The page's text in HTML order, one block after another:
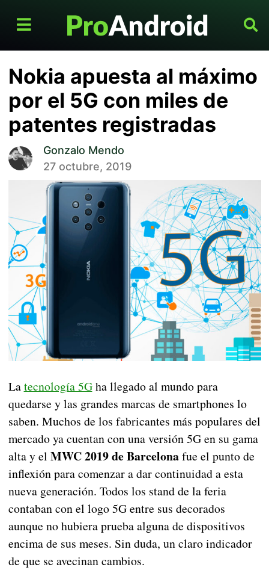
Nokia apuesta al máximo
por el 5G con miles de
patentes registradas
Gonzalo Mendo
27 octubre, 2019
Latecnología 5Gha llegado al mundo para
quedarse y las grandes marcas de smartphones lo
saben. Muchos de los fabricantes más populares del
mercado ya cuentan con una versión 5G en su gama
alta y el MWC 2019 de Barcelonafue el punto de
inflexión para comenzar a dar continuidad a esta
nueva generación. Todos los stand de la feria
contaban con el logo 5G entre sus decorados
aunque no hubiera prueba alguna de dispositivos
encima de sus meses. Sin duda, un claro indicador
de que se avecinan cambios.